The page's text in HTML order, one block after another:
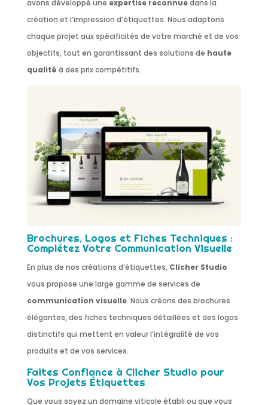
avons développé une expertise reconnuedans la
création et l’impression d’étiquettes. Nous adaptons
chaque projet aux spécificités de votre marché et de vos
objectifs, tout en garantissant des solutions de haute
qualité à des prix compétitifs.
Brochures, Logos et Fiches Techniques :
Complétez Votre Communication Visuelle
En plus de nos créations d’étiquettes, Clicher Studio
vous propose une large gamme de services de
communication visuelle. Nous créons des brochures
élégantes, des fiches techniques détaillées et des logos
distinctifs qui mettent en valeur l’intégralité de vos
produits et de vos services.
Faites Confiance à Clicher Studio pour
Vos Projets Étiquettes
Que vous soyez un domaine viticole établi ou que vous